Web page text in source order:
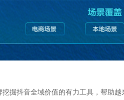
掘抖音全域价值的有力工具，帮助